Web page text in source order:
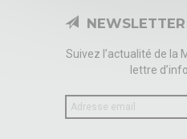
NEWSLETTER
Suivez l’actualité de la
lettre